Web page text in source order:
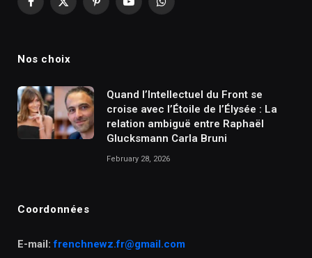
Facebook
X
PinterestYouTubeWhatsApp
Nos choix
Quand l’Intellectuel du Front se
croise avec l’Étoile de l’Élysée : La
relation ambiguë entre Raphaël
Glucksmann Carla Bruni
February 28, 2026
Coordonnées
E-mail:frenchnewz.fr@gmail.com